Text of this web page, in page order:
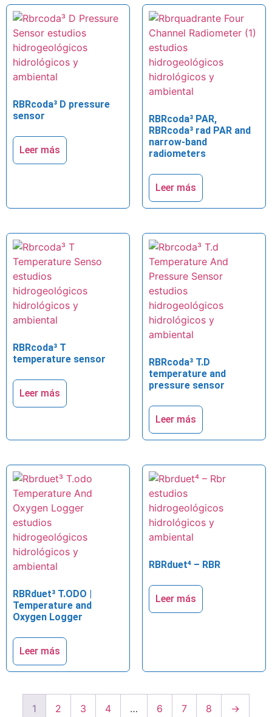
RBRcoda³ D pressure
sensor
Leer más
RBRcoda³ PAR,
RBRcoda³ rad PAR and
narrow-band
radiometers
Leer más
RBRcoda³ T
temperature sensor
Leer más
RBRcoda³ T.D
temperature and
pressure sensor
Leer más
RBRduet³ T.ODO |
Temperature and
Oxygen Logger
Leer más
RBRduet⁴ – RBR
Leer más
1 2 3 4 … 6 7 8 →